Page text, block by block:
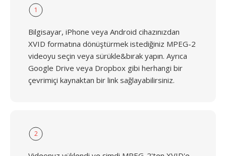
1
Bilgisayar, iPhone veya Android cihazınızdan
XVID formatına dönüştürmek istediğiniz MPEG-2
videoyu seçin veya sürükle&bırak yapın. Ayrıca
Google Drive veya Dropbox gibi herhangi bir
çevrimiçi kaynaktan bir link sağlayabilirsiniz.
2